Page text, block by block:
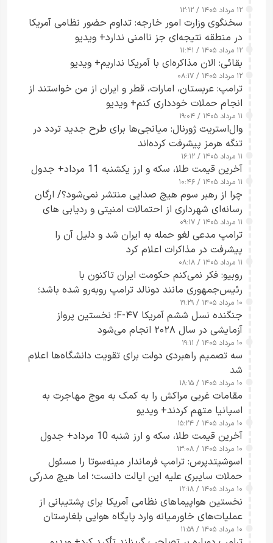
۱۲ مرداد ۱۴۰۵ / ۱۲:۱۲
سخنگوی وزارت امور خارجه: تداوم حضور نظامی آمریکا
در منطقه نتیجه‌ای جز ناامنی ندارد+ ویدیو
۱۲ مرداد ۱۴۰۵ / ۱۱:۴۱
بقائی: الان مذاکره‌ای با آمریکا نداریم+ ویدیو
۱۲ مرداد ۱۴۰۵ / ۰۸:۱۷
ترامپ: عربستان، امارات، قطر و ایران از من خواستند از
انجام حملات خودداری کنم+ ویدیو
۱۱ مرداد ۱۴۰۵ / ۱۹:۰۴
وال‌استریت ژورنال: میانجی‌ها برای طرح جدید تردد در
تنگه هرمز پیشرفت کرده‌اند
۱۱ مرداد ۱۴۰۵ / ۱۶:۱۲
آخرین قیمت طلا، سکه و ارز یکشنبه 11 مرداد+ جدول
۱۱ مرداد ۱۴۰۵ / ۱۰:۴۶
چرا از رهبر سوم هیچ صدایی منتشر نمی‌شود؟/ ارگان
رسانه‌ای شهرداری از احتمالات امنیتی و ردیابی های
جاسوسی گفت
۱۱ مرداد ۱۴۰۵ / ۰۹:۱۷
ترامپ مدعی لغو حمله به ایران شد و دلیل آن را
پیشرفت در مذاکرات اعلام کرد
۱۱ مرداد ۱۴۰۵ / ۰۸:۱۸
روبیو: فکر نمی‌کنم حکومت ایران تاکنون با
رئیس‌جمهوری مانند دونالد ترامپ روبه‌رو شده باشد؛
کسی که واقعاً دست به اقدام می‌زند
۱۰ مرداد ۱۴۰۵ / ۱۹:۲۹
جنگنده نسل ششم آمریکا F-۴۷؛ نخستین پرواز
آزمایشی در سال ۲۰۲۸ انجام می‌شود
۱۰ مرداد ۱۴۰۵ / ۱۹:۱۱
سه تصمیم راهبردی دولت برای تقویت دانشگاه‌ها اعلام
شد
۱۰ مرداد ۱۴۰۵ / ۱۸:۱۵
مقامات غربی مراکش را به کمک به موج مهاجرت به
اسپانیا متهم کردند+ ویدیو
۱۰ مرداد ۱۴۰۵ / ۱۵:۲۴
آخرین قیمت طلا، سکه و ارز شنبه 10 مرداد+ جدول
۱۰ مرداد ۱۴۰۵ / ۱۳:۰۸
اسوشیتدپرس: ترامپ فرماندار مینه‌سوتا را مسئول
حملات سایبری علیه این ایالت دانست؛ اما هیچ مدرکی
ارائه نکرد
۱۰ مرداد ۱۴۰۵ / ۱۲:۱۸
نخستین هواپیماهای نظامی آمریکا برای پشتیبانی از
عملیات‌های خاورمیانه وارد پایگاه هوایی بلغارستان
شدند
۱۰ مرداد ۱۴۰۵ / ۱۱:۵۹